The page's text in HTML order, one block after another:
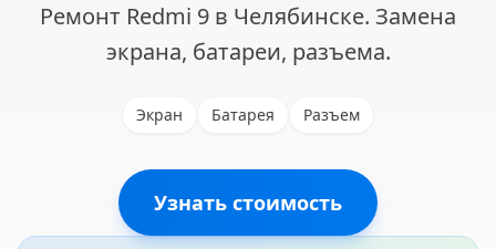
Ремонт Redmi 9 в Челябинске. Замена
экрана, батареи, разъема.
Экран Батарея Разъем
Узнать стоимость